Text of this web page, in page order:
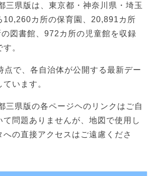
三県版は、東京都・神奈川県・埼玉
10,260カ所の保育園、20,891カ所
図書館、972カ所の児童館を収録
。
点で、各自治体が公開する最新デー
います。
三県版の各ページヘのリンクはご自
て問題ありませんが、地図で使用し
への直接アクセスはご遠慮くださ